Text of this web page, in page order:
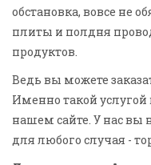
обстановка, вовсе не
плиты и полдня
продуктов.
Ведь вы можете
Именно такой услугой
нашем сайте. У нас
для любого случая -